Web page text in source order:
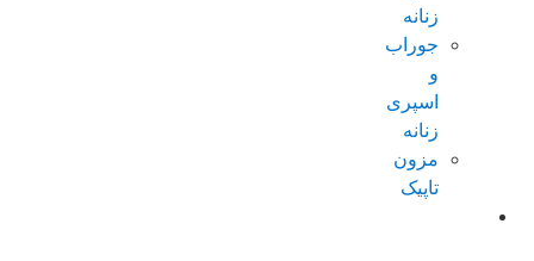
زنانه
جوراب
و
اسپری
زنانه
مزون
تاپیک